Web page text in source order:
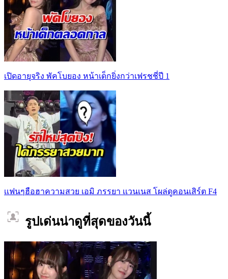
เปิดอายุจริง พัคโบยอง หน้าเด็กยิ่งกว่าเฟรชชี่ปี 1
เเฟนๆฮือฮาความสวย เอมิ ภรรยา เเวนเนส โผล่ดูคอนเสิร์ต F4
รูปเด่นน่าดูที่สุดของวันนี้